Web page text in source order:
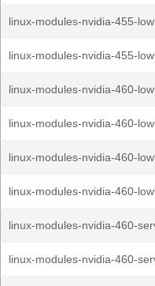
linux-modules-nvidia-455-
linux-modules-nvidia-455-
linux-modules-nvidia-460-
linux-modules-nvidia-460-
linux-modules-nvidia-460-
linux-modules-nvidia-460-
linux-modules-nvidia-460-
linux-modules-nvidia-460-